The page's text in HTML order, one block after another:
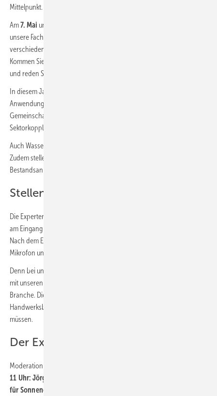
Mittelpunkt.
Am7. Mai und am
unsere Fachredakteure mit ausgewiesenen Experten, um die
verschiedenen Facetten des Branchenwachstums auszuloten.
Kommen Sie zu unserem Messestand
und reden Sie mit!
In diesem Jahr stehen unsere Expertentalks ganz im Zeichen neuer
Anwendungen. Dazu gehören Mieterstrom und
Gemeinschaftsanlagen, Hybridkraftwerke am Stromnetz und die
Sektorkopplung.
Auch Wasserstoff wird zu einem wichtigen Thema der Energiewende.
Zudem stellen wir pfiffige Lösungen vor, um herrenlose
Bestandsanlagen schnell ins Wartungsgeschäft aufzunehmen.
Stellen Sie Ihre Fragen
Die Expertengespräche laufen am Messestand
am Eingang zur Speicherhalle B1 gelegen. Die Teilnahme ist kostenfrei.
Nach dem Erfahrungsaustausch mit unseren Gästen gehört das
Mikrofon unseren Besucherinnen und Besuchern.
Denn bei uns dürfen Sie Ihre Fragen stellen. Kommen Sie in Kontakt
mit unseren Redakteuren und erfahrenden Praktikern aus der
Branche. Die Energiewende bringt viel Arbeit für die
Handwerksbetriebe. Aufgaben, die professionell bewältigt werden
müssen.
Der Expertentalk im Überblick
Moderation: Joachim Berner (Redaktion Gebäude-Energieberater):
11 Uhr: Jörg Sutter, Geschäftsführer der Deutschen Gesellschaft
für Sonnenenergie